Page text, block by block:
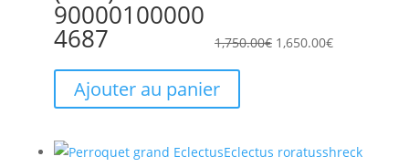
90000100000
4687 1,750.00€ 1,650.00€
Ajouter au panier